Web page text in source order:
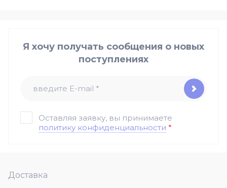
Доставка
Я хочу получать сообщения о новых
поступлениях
Оставляя заявку, вы принимаете
политику конфиденциальности *